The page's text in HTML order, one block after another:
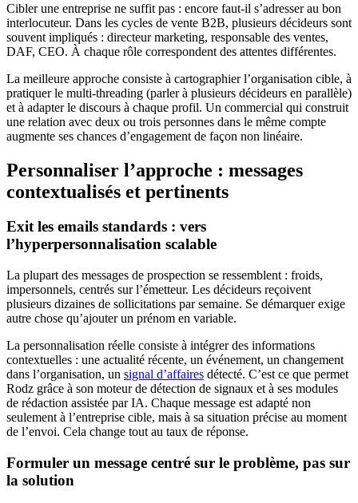
Cibler une entreprise ne suffit pas : encore faut-il s’adresser au bon
interlocuteur. Dans les cycles de vente B2B, plusieurs décideurs sont
souvent impliqués : directeur marketing, responsable des ventes,
DAF, CEO. À chaque rôle correspondent des attentes différentes.
La meilleure approche consiste à cartographier l’organisation cible, à
pratiquer le multi-threading (parler à plusieurs décideurs en parallèle)
et à adapter le discours à chaque profil. Un commercial qui construit
une relation avec deux ou trois personnes dans le même compte
augmente ses chances d’engagement de façon non linéaire.
Personnaliser l’approche : messages
contextualisés et pertinents
Exit les emails standards : vers
l’hyperpersonnalisation scalable
La plupart des messages de prospection se ressemblent : froids,
impersonnels, centrés sur l’émetteur. Les décideurs reçoivent
plusieurs dizaines de sollicitations par semaine. Se démarquer exige
autre chose qu’ajouter un prénom en variable.
La personnalisation réelle consiste à intégrer des informations
contextuelles : une actualité récente, un événement, un changement
dans l’organisation, un signal d’affaires détecté. C’est ce que permet
Rodz grâce à son moteur de détection de signaux et à ses modules
de rédaction assistée par IA. Chaque message est adapté non
seulement à l’entreprise cible, mais à sa situation précise au moment
de l’envoi. Cela change tout au taux de réponse.
Formuler un message centré sur le problème, pas sur
la solution